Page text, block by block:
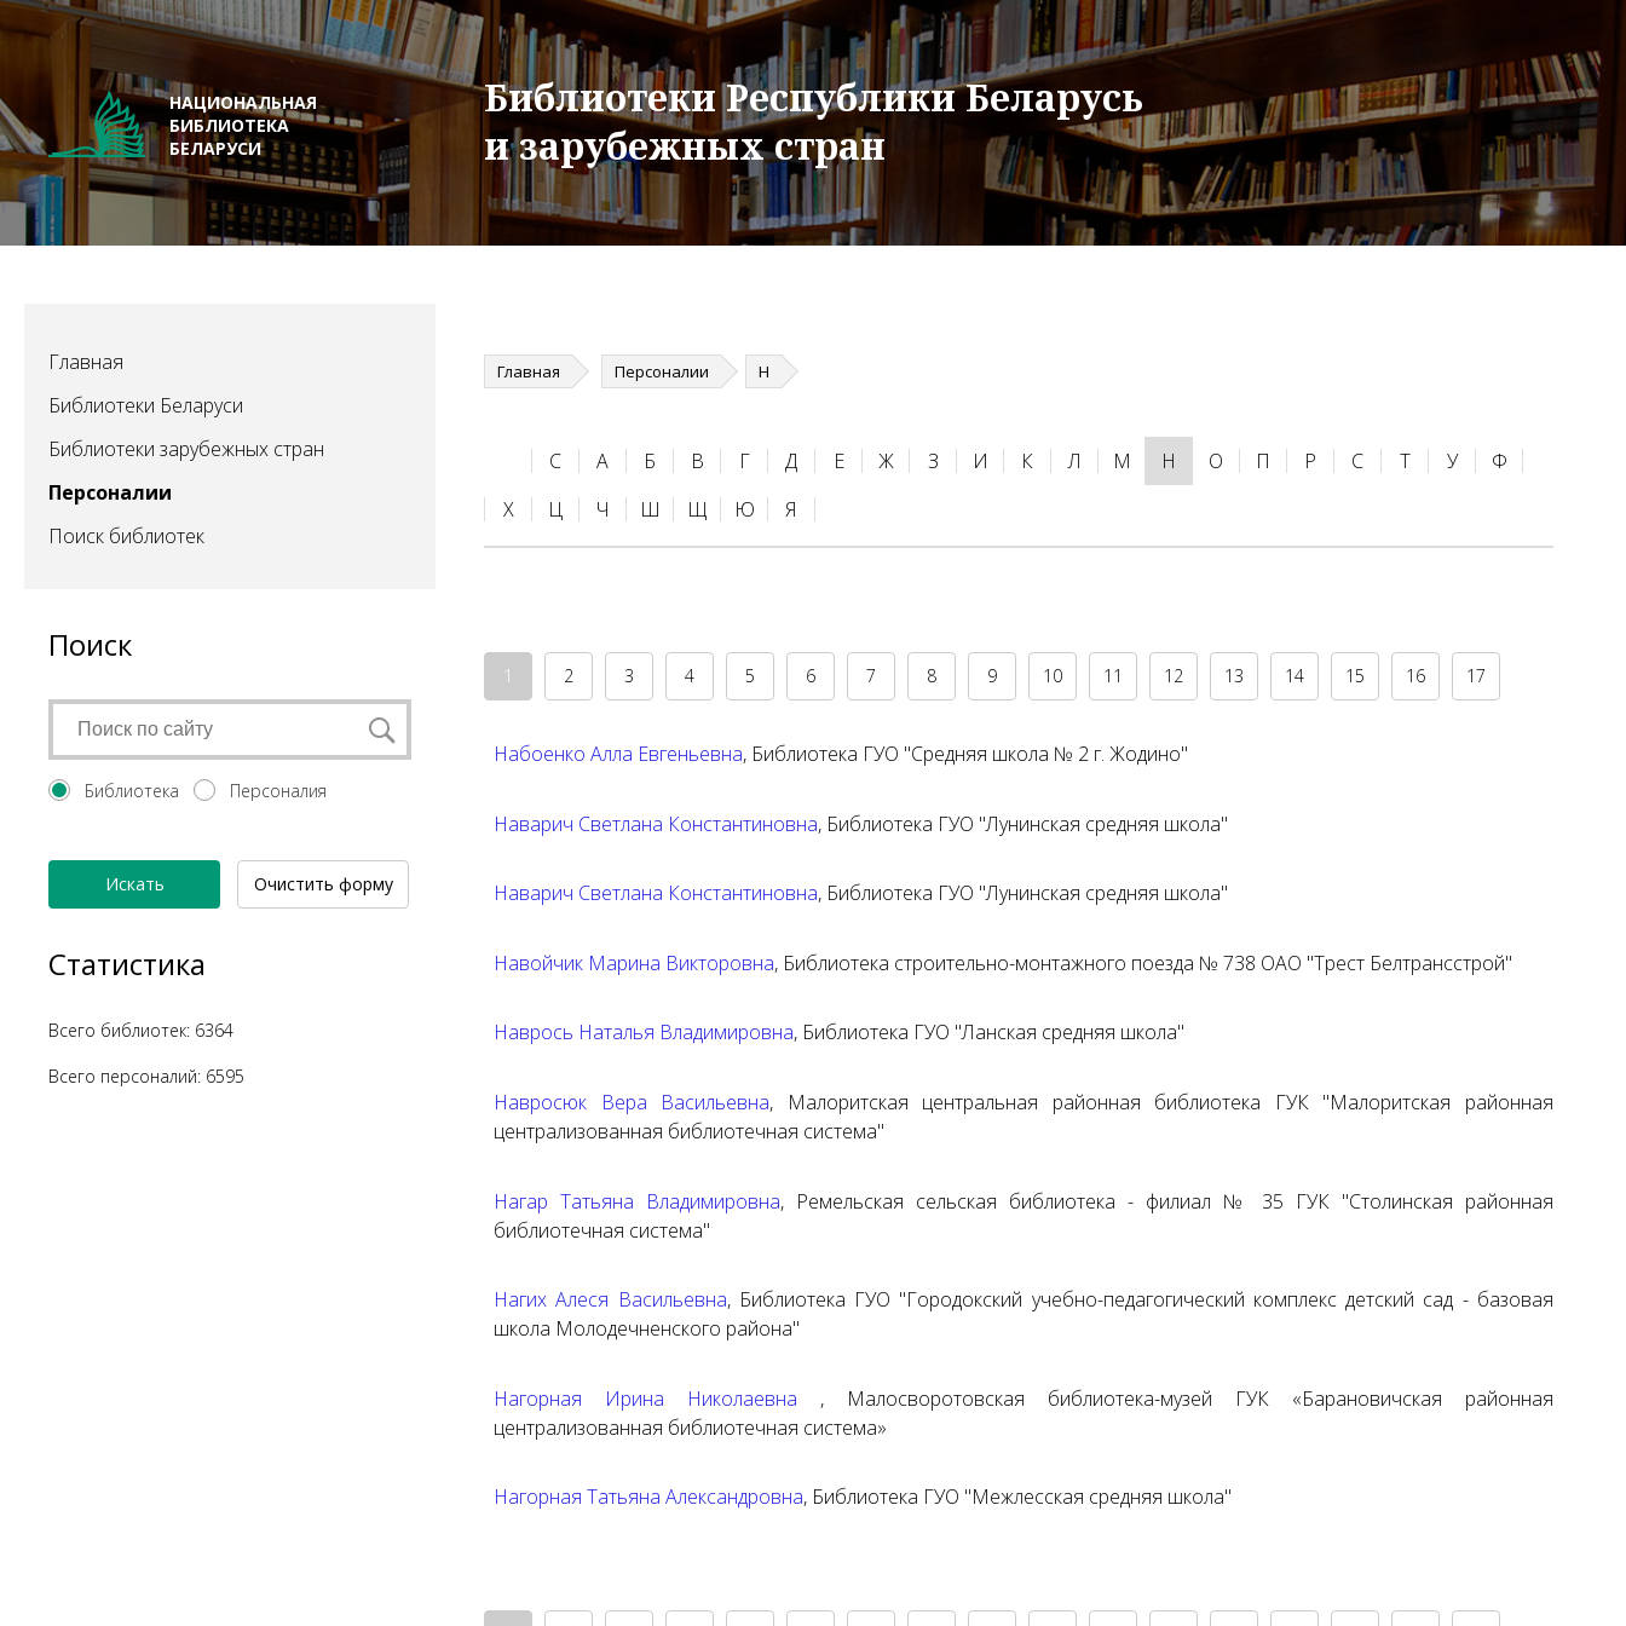
НАЦИОНАЛЬНАЯ
БИБЛИОТЕКА
БЕЛАРУСИ
Библиотеки Республики Беларусь
и зарубежных стран
Главная
Библиотеки Беларуси
Библиотеки зарубежных стран
Персоналии
Поиск библиотек
Поиск
Библиотека Персоналия
Искать Очистить форму
Статистика
Всего библиотек: 6364
Всего персоналий: 6595
Главная Персоналии Н
C А Б В Г Д Е Ж З И К Л М Н О П Р С Т У
Ф
Х
Ц Ч Ш Щ Ю Я
1 2 3 4 5 6 7 8 9 10 11 12 13 14 15 16 17
Набоенко Алла Евгеньевна, Библиотека ГУО "Средняя школа № 2 г. Жодино"
Наварич Светлана Константиновна, Библиотека ГУО "Лунинская средняя школа"
Наварич Светлана Константиновна, Библиотека ГУО "Лунинская средняя школа"
Навойчик Марина Викторовна, Библиотека строительно-монтажного поезда № 738 ОАО "Трест Белтрансстрой"
Наврось Наталья Владимировна, Библиотека ГУО "Ланская средняя школа"
Навросюк Вера Васильевна,
Малоритская центральная районная библиотека ГУК "Малоритская районная
централизованная библиотечная система"
Нагар Татьяна Владимировна, Ремельская сельская библиотека - филиал № 35 ГУК "Столинская районная
библиотечная система"
Нагих Алеся Васильевна, Библиотека ГУО "Городокский учебно-педагогический комплекс детский сад - базовая
школа Молодечненского района"
Нагорная Ирина Николаевна , Малосворотовская библиотека-музей ГУК «Барановичская районная
централизованная библиотечная система»
Нагорная Татьяна Александровна, Библиотека ГУО "Межлесская средняя школа"